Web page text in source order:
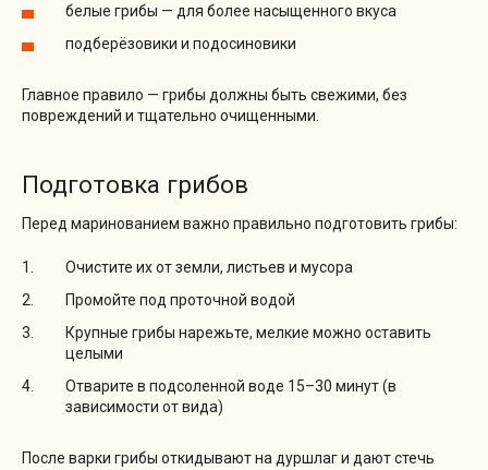
белые грибы — для более насыщенного вкуса
подберёзовики и подосиновики
Главное правило — грибы должны быть свежими, без
повреждений и тщательно очищенными.
Подготовка грибов
Перед маринованием важно правильно подготовить грибы:
Очистите их от земли, листьев и мусора
Промойте под проточной водой
Крупные грибы нарежьте, мелкие можно оставить
целыми
Отварите в подсоленной воде 15–30 минут (в
зависимости от вида)
После варки грибы откидывают на дуршлаг и дают стечь